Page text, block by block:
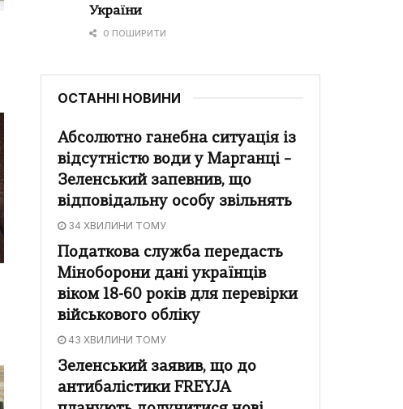
України
0 ПОШИРИТИ
ОСТАННІ НОВИНИ
Абсолютно ганебна ситуація із
відсутністю води у Марганці –
Зеленський запевнив, що
відповідальну особу звільнять
34 ХВИЛИНИ ТОМУ
Податкова служба передасть
Міноборони дані українців
віком 18-60 років для перевірки
військового обліку
43 ХВИЛИНИ ТОМУ
Зеленський заявив, що до
антибалістики FREYJA